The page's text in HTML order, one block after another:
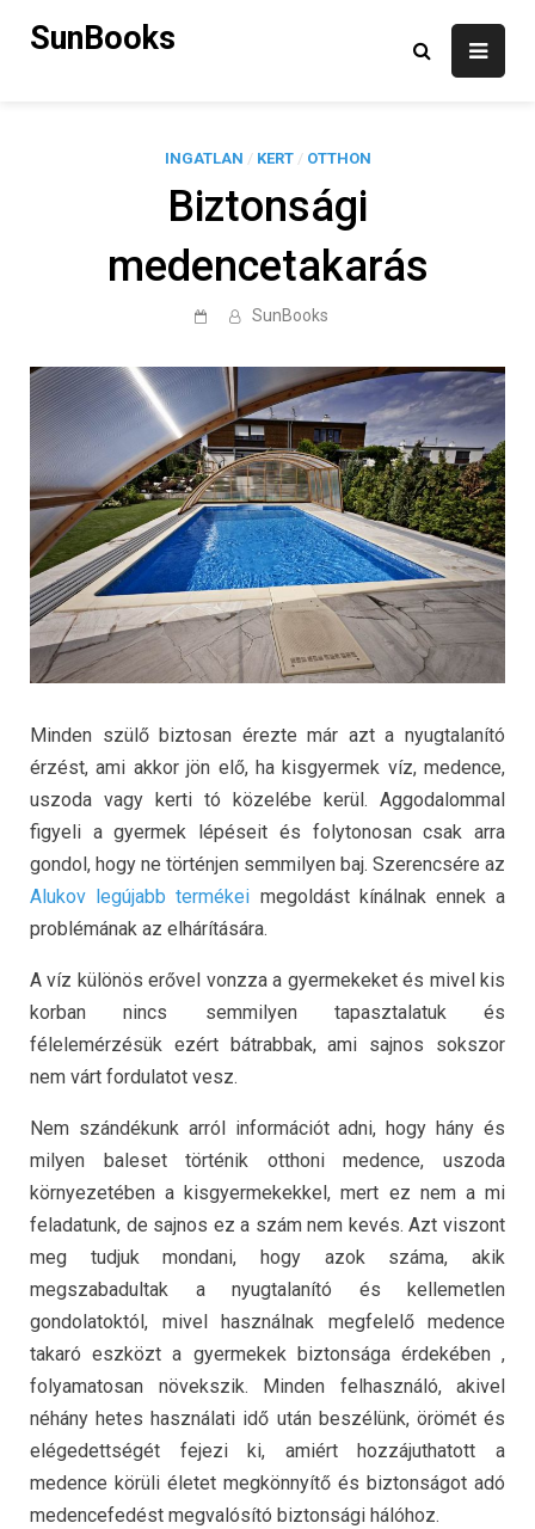
SunBooks
INGATLAN / KERT/ OTTHON
Biztonsági
medencetakarás
SunBooks
Minden szülő biztosan érezte már azt a nyugtalanító
érzést, ami akkor jön elő, ha kisgyermek víz, medence,
uszoda vagy kerti tó közelébe kerül. Aggodalommal
figyeli a gyermek lépéseit és folytonosan csak arra
gondol, hogy ne történjen semmilyen baj. Szerencsére az
Alukov legújabb termékei megoldást kínálnak ennek a
problémának az elhárítására.
A víz különös erővel vonzza a gyermekeket és mivel kis
korban nincs semmilyen tapasztalatuk és
félelemérzésük ezért bátrabbak, ami sajnos sokszor
nem várt fordulatot vesz.
Nem szándékunk arról információt adni, hogy hány és
milyen baleset történik otthoni medence, uszoda
környezetében a kisgyermekekkel, mert ez nem a mi
feladatunk, de sajnos ez a szám nem kevés. Azt viszont
meg tudjuk mondani, hogy azok száma, akik
megszabadultak a nyugtalanító és kellemetlen
gondolatoktól, mivel használnak megfelelő medence
takaró eszközt a gyermekek biztonsága érdekében ,
folyamatosan növekszik. Minden felhasználó, akivel
néhány hetes használati idő után beszélünk, örömét és
elégedettségét fejezi ki, amiért hozzájuthatott a
medence körüli életet megkönnyítő és biztonságot adó
medencefedést megvalósító biztonsági hálóhoz.